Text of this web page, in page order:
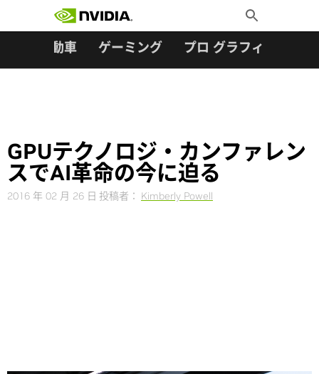
Toggle
Search
自動車 ゲーミング プロ グラフィックス
GPUテクノロジ・カンファレン
スでAI革命の今に迫る
2016 年 02 月 26 日 投稿者： Kimberly Powell